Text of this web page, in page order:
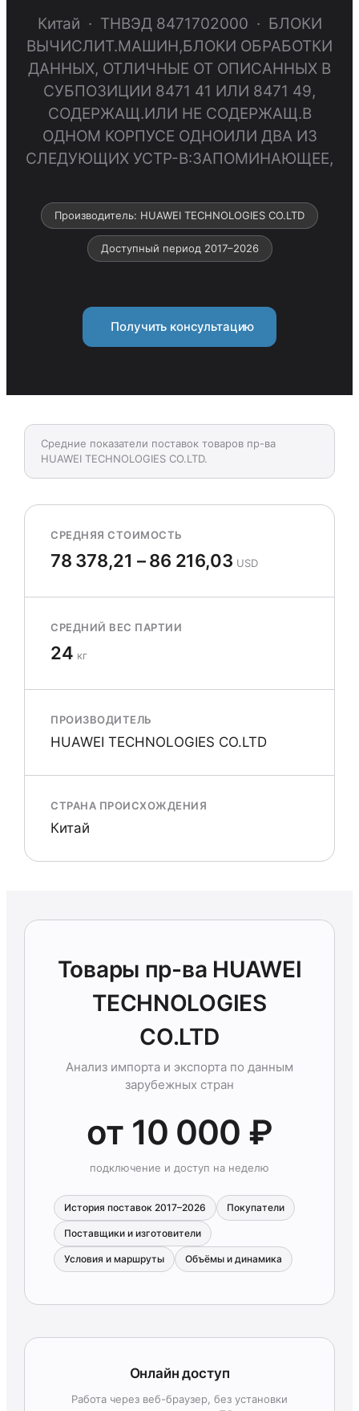
Китай · ТНВЭД 8471702000 · БЛОКИ
ВЫЧИСЛИТ.МАШИН,БЛОКИ ОБРАБОТКИ
ДАННЫХ, ОТЛИЧНЫЕ ОТ ОПИСАННЫХ В
СУБПОЗИЦИИ 8471 41 ИЛИ 8471 49,
СОДЕРЖАЩ.ИЛИ НЕ СОДЕРЖАЩ.В
ОДНОМ КОРПУСЕ ОДНОИЛИ ДВА ИЗ
СЛЕДУЮЩИХ УСТР-В:ЗАПОМИНАЮЩЕЕ,
Производитель: HUAWEI TECHNOLOGIES CO.LTD
Доступный период 2017–2026
Получить консультацию
Средние показатели поставок товаров пр-ва
HUAWEI TECHNOLOGIES CO.LTD.
СРЕДНЯЯ СТОИМОСТЬ
78 378,21 – 86 216,03 USD
СРЕДНИЙ ВЕС ПАРТИИ
24 кг
ПРОИЗВОДИТЕЛЬ
HUAWEI TECHNOLOGIES CO.LTD
СТРАНА ПРОИСХОЖДЕНИЯ
Китай
Товары пр-ва HUAWEI
TECHNOLOGIES
CO.LTD
Анализ импорта и экспорта по данным
зарубежных стран
от 10 000 ₽
подключение и доступ на неделю
История поставок 2017–2026 Покупатели
Поставщики и изготовители
Условия и маршруты Объёмы и динамика
Онлайн доступ
Работа через веб-браузер, без установки